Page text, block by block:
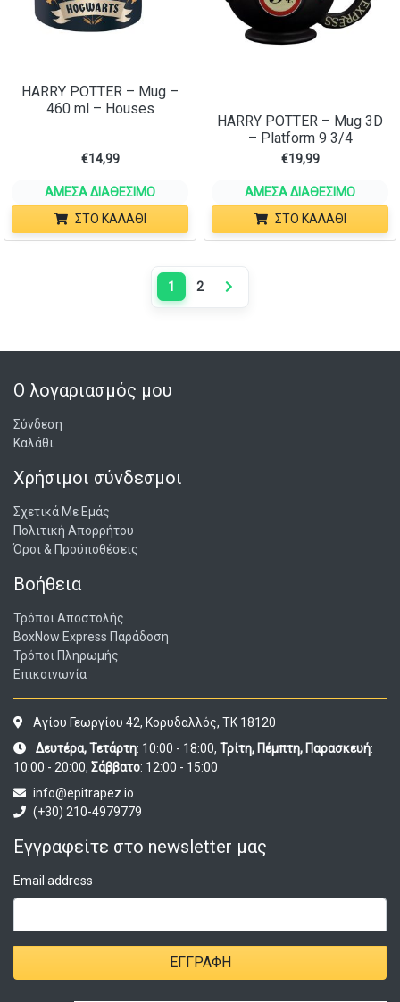
HARRY POTTER – Mug –
460 ml – Houses
€14,99
ΆΜΕΣΑ ΔΙΑΘΈΣΙΜΟ
ΣΤΟ ΚΑΛΆΘΙ
HARRY POTTER – Mug 3D
– Platform 9 3/4
€19,99
ΆΜΕΣΑ ΔΙΑΘΈΣΙΜΟ
ΣΤΟ ΚΑΛΆΘΙ
1 2 Next page
Ο λογαριασμός μου
Σύνδεση
Καλάθι
Χρήσιμοι σύνδεσμοι
Σχετικά Με Εμάς
Πολιτική Απορρήτου
Όροι & Προϋποθέσεις
Βοήθεια
Τρόποι Αποστολής
BoxNow Express Παράδοση
Τρόποι Πληρωμής
Επικοινωνία
Αγίου Γεωργίου 42, Κορυδαλλός, ΤΚ 18120
Δευτέρα, Τετάρτη: 10:00 - 18:00, Τρίτη, Πέμπτη, Παρασκευή:
10:00 - 20:00, Σάββατο: 12:00 - 15:00
info@epitrapez.io
(+30) 210-4979779
Εγγραφείτε στο newsletter μας
Email address
ΕΓΓΡΑΦΉ